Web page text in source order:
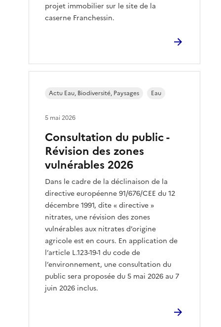
projet immobilier sur le site de la
caserne Franchessin.
Consultation du public -
Révision des zones
vulnérables 2026
Dans le cadre de la déclinaison de la
directive européenne 91/676/CEE du 12
décembre 1991, dite « directive »
nitrates, une révision des zones
vulnérables aux nitrates d’origine
agricole est en cours. En application de
l’article L.123-19-1 du code de
l’environnement, une consultation du
public sera proposée du 5 mai 2026 au 7
juin 2026 inclus.
Actu Eau, Biodiversité, Paysages Eau
5 mai 2026